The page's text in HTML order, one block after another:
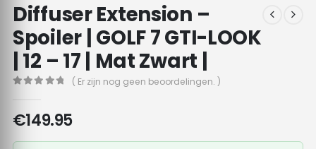
Diffuser Extension –
Spoiler | GOLF 7 GTI-LOOK
| 12 – 17 | Mat Zwart |
( Er zijn nog geen beoordelingen. )
€149.95